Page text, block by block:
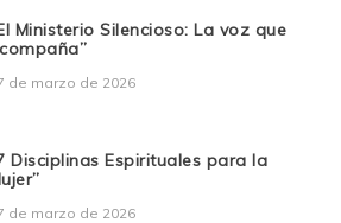
Ministerio Silencioso: La voz que
de marzo de 2026
Disciplinas Espirituales para la
de marzo de 2026